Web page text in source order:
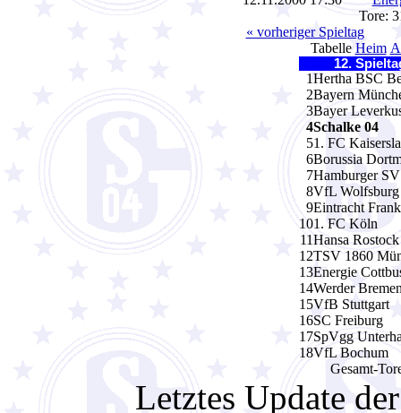
Tore:
« vorheriger Spieltag
Tabelle Heim
12.
1Hertha BSC
2Bayern
3Bayer
4Schalke 04
51. FC
6Borussia
7Hamburger SV
8VfL Wolfsburg
9Eintracht
101. FC Köln
11Hansa Rostock
12TSV 1860
13Energie
14Werder
15VfB Stuttgart
16SC Freiburg
17SpVgg
18VfL Bochum
Gesamt-
Letztes Update